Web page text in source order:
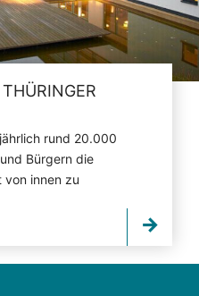
rund 20.000
Bürgern die
von innen zu